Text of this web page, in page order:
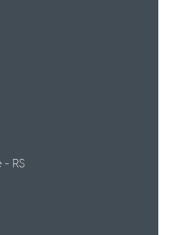
- RS